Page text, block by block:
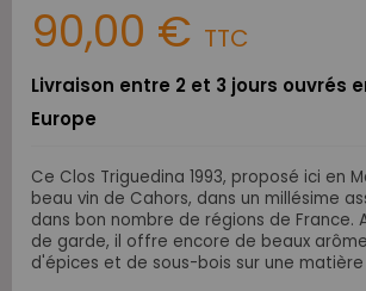
90,00 € TTC
Livraison entre 2 et 3 jours ouvrés
Europe
Ce Clos Triguedina 1993, proposé ici en
beau vin de Cahors, dans un millésime
dans bon nombre de régions de France.
de garde, il offre encore de beaux
d'épices et de sous-bois sur une